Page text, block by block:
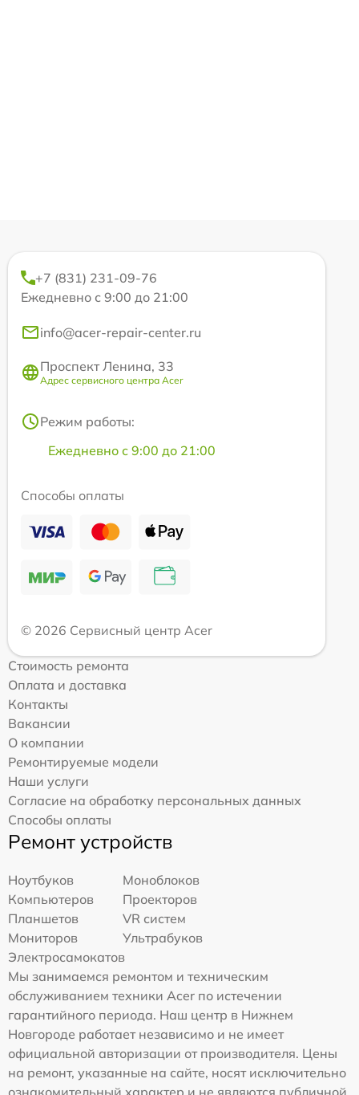
+7 (831) 231-09-76
Ежедневно с 9:00 до 21:00
info@acer-repair-center.ru
Проспект Ленина, 33
Адрес сервисного центра Acer
Режим работы:
Ежедневно с 9:00 до 21:00
Способы оплаты
© 2026 Сервисный центр Acer
Стоимость ремонта
Оплата и доставка
Контакты
Вакансии
О компании
Ремонтируемые модели
Наши услуги
Согласие на обработку персональных данных
Способы оплаты
Ремонт устройств
Ноутбуков
Моноблоков
Компьютеров
Проекторов
Планшетов
VR систем
Мониторов
Ультрабуков
Электросамокатов
Мы занимаемся ремонтом и техническим
обслуживанием техники Acer по истечении
гарантийного периода. Наш центр в Нижнем
Новгороде работает независимо и не имеет
официальной авторизации от производителя. Цены
на ремонт, указанные на сайте, носят исключительно